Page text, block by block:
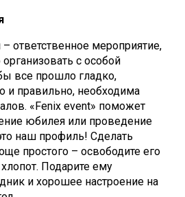
ответственное мероприятие,
с особой
все прошло гладко,
и правильно, необходима
«Fenix event» поможет
юбилея или проведение
наш профиль! Сделать
простого – освободите его
Подарите ему
и хорошее настроение на